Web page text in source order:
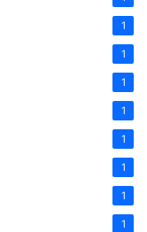
1
1
1
1
1
1
1
1